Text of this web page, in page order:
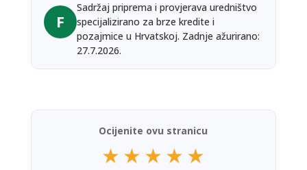
F
Sadržaj priprema i provjerava uredništvo
specijalizirano za brze kredite i
pozajmice u Hrvatskoj. Zadnje ažurirano:
27.7.2026.
Ocijenite ovu stranicu
★★★★★